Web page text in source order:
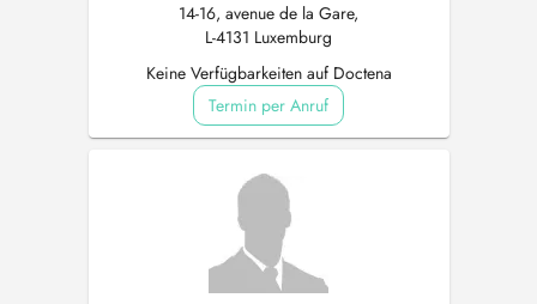
14-16, avenue de la Gare,
L-4131 Luxemburg
Keine Verfügbarkeiten auf Doctena
Termin per Anruf